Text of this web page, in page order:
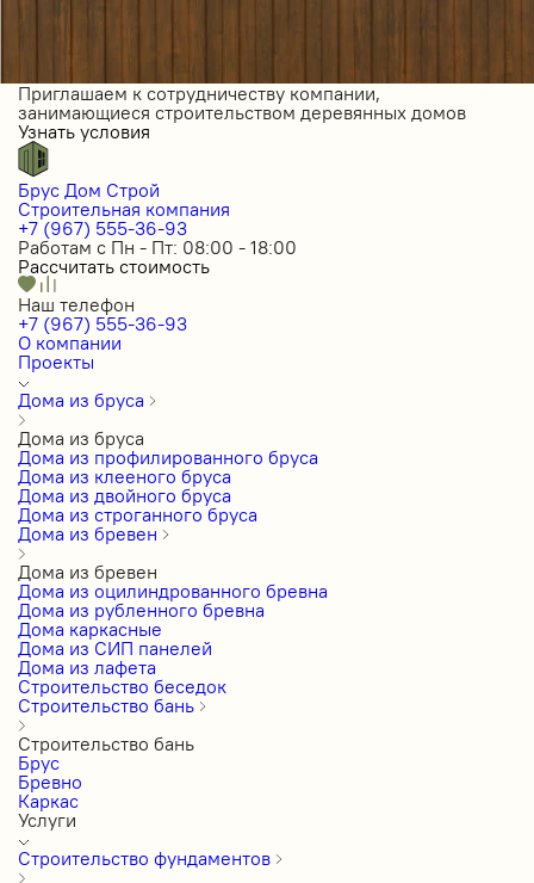
Приглашаем к сотрудничеству компании,
занимающиеся строительством деревянных домов
Узнать условия
Брус Дом Строй
Строительная компания
+7 (967) 555-36-93
Работам с Пн - Пт: 08:00 - 18:00
Рассчитать стоимость
Наш телефон
+7 (967) 555-36-93
О компании
Проекты
Дома из бруса
Дома из бруса
Дома из профилированного бруса
Дома из клееного бруса
Дома из двойного бруса
Дома из строганного бруса
Дома из бревен
Дома из бревен
Дома из оцилиндрованного бревна
Дома из рубленного бревна
Дома каркасные
Дома из СИП панелей
Дома из лафета
Строительство беседок
Строительство бань
Строительство бань
Брус
Бревно
Каркас
Услуги
Строительство фундаментов